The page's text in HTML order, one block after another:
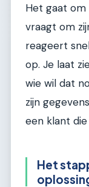
Het gaat om
vraagt om
reageert
op. Je laat
wie wil dat
zijn
een klant
Het